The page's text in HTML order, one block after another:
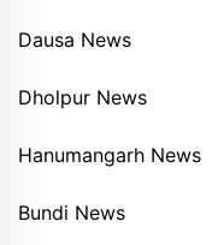
Dausa News
Dholpur News
Hanumangarh News
Bundi News